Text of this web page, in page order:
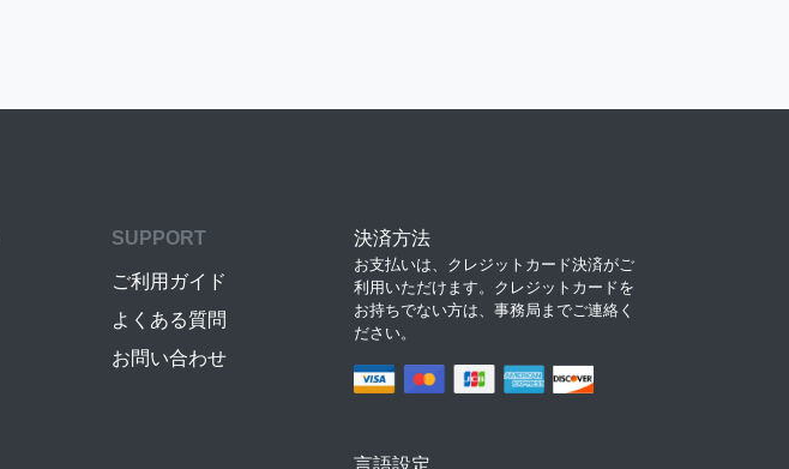
SUPPORT
ご利用ガイド
よくある質問
お問い合わせ
決済方法
お支払いは、クレジットカード決済がご
利用いただけます。クレジットカードを
お持ちでない方は、事務局までご連絡く
ださい。
言語設定